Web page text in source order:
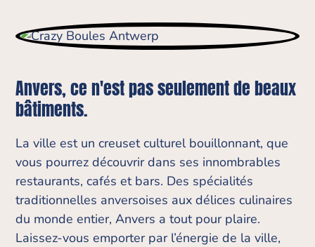
Anvers, ce n'est pas seulement de beaux
bâtiments.
La ville est un creuset culturel bouillonnant, que
vous pourrez découvrir dans ses innombrables
restaurants, cafés et bars. Des spécialités
traditionnelles anversoises aux délices culinaires
du monde entier, Anvers a tout pour plaire.
Laissez-vous emporter par l’énergie de la ville,